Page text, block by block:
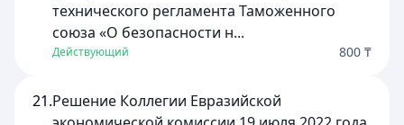
технического регламента Таможенного
союза «О безопасности н...
Действующий 800 ₸
21.Решение Коллегии Евразийской